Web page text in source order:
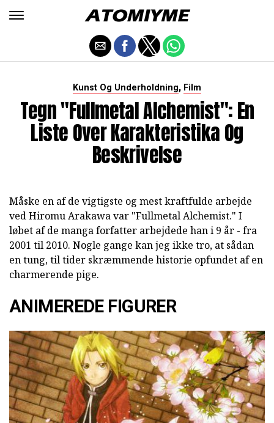
Kunst Og Underholdning, Film
Tegn "Fullmetal Alchemist": En
Liste Over Karakteristika Og
Beskrivelse
Måske en af de vigtigste og mest kraftfulde arbejde
ved Hiromu Arakawa var "Fullmetal Alchemist." I
løbet af de manga forfatter arbejdede han i 9 år - fra
2001 til 2010. Nogle gange kan jeg ikke tro, at sådan
en tung, til tider skræmmende historie opfundet af en
charmerende pige.
ANIMEREDE FIGURER